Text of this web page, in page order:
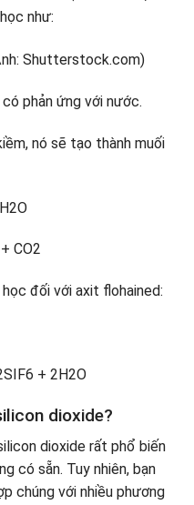
như:
phản ứng với nước.
nó sẽ tạo thành muối
CO2
đối với axit flohained:
+ 2H2O
dioxide?
dioxide rất phổ biến
có sẵn. Tuy nhiên, bạn
chúng với nhiều phương